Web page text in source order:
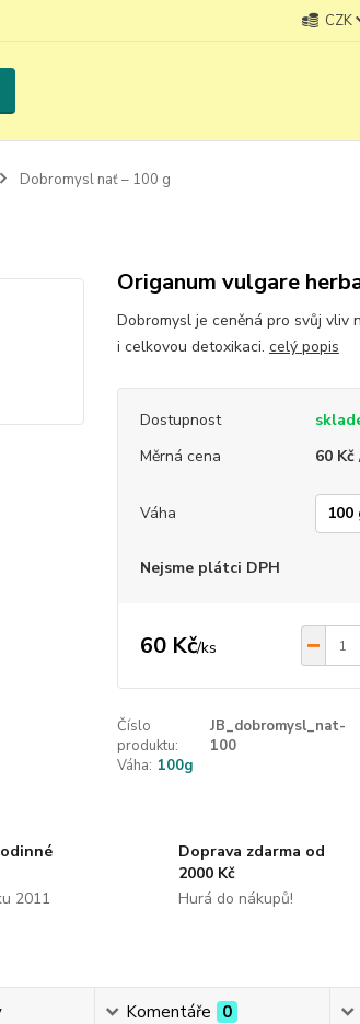
CZK
Dobromysl nať – 100 g
Origanum vulgare
Dobromysl je ceněná pro svůj vliv
i celkovou detoxikaci. celý popis
Dostupnost
Měrná cena
60 Kč
Váha
Nejsme plátci DPH
60 Kč/ks
Číslo
produktu:
JB_dobromysl_nat-
100
Váha: 100g
2011
Doprava zdarma od
2000 Kč
Hurá do nákupů!
Komentáře 0